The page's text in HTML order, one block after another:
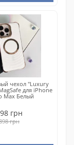
чехол "Luxury
для iPhone
Max Белый
грн
грн